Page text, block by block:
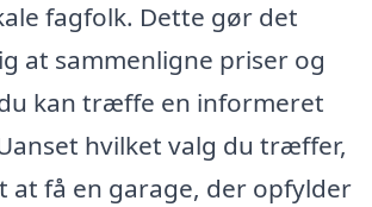
fagfolk. Dette gør det
at sammenligne priser og
kan træffe en informeret
hvilket valg du træffer,
at få en garage, der opfylder